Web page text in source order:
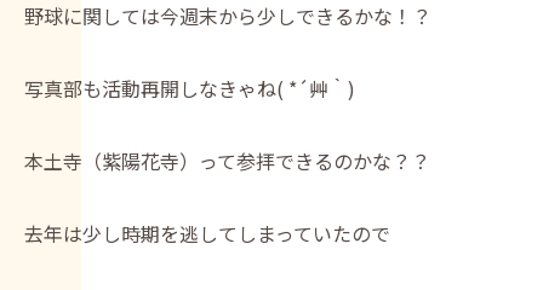
野球に関しては今週末から少しできるかな！？
写真部も活動再開しなきゃね( *´艸｀)
本土寺（紫陽花寺）って参拝できるのかな？？
去年は少し時期を逃してしまっていたので